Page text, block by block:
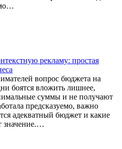
рекламу: простая
вопрос бюджета на
боятся вложить лишнее,
суммы и не получают
предсказуемо, важно
адекватный бюджет и какие
значение.…